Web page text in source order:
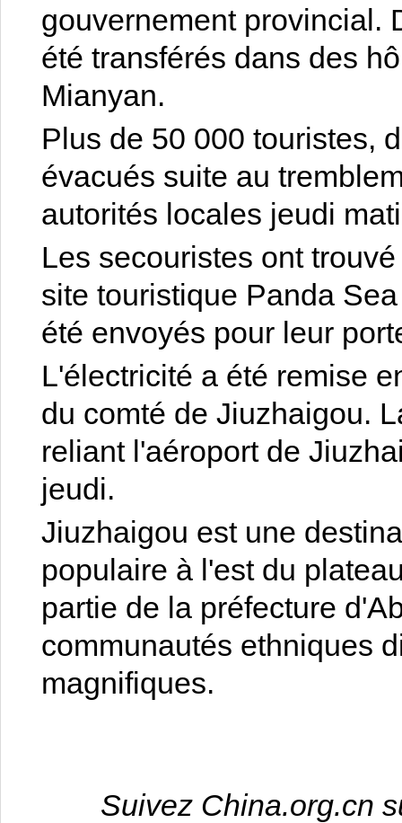
gouvernement provincial.
été transférés dans des
Mianyan.
Plus de 50 000 touristes,
évacués suite au
autorités locales jeudi
Les secouristes ont
site touristique Panda
été envoyés pour leur
L'électricité a été remise
du comté de Jiuzhaigou.
reliant l'aéroport de
jeudi.
Jiuzhaigou est une
populaire à l'est du
partie de la préfecture
communautés ethniques
magnifiques.
Suivez China.org.cn